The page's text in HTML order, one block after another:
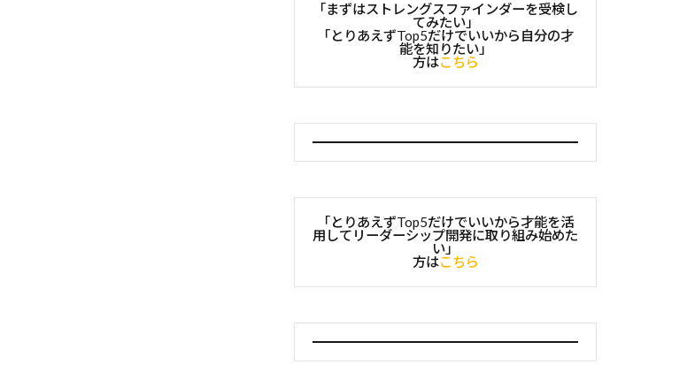
「まずはストレングスファインダーを受検し
てみたい」
「とりあえずTop5だけでいいから自分の才
能を知りたい」
方はこちら
「とりあえずTop5だけでいいから才能を活
用してリーダーシップ開発に取り組み始めた
い」
方はこちら